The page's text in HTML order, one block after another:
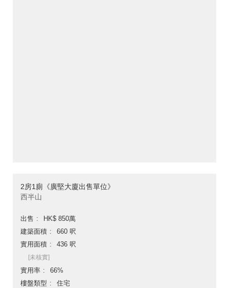
2房1廁《廣堅大廈出售單位》
西半山
出售
HK$ 850萬
建築面積
660 呎
實用面積
436 呎
[未核實]
實用率
66%
樓盤類型
住宅